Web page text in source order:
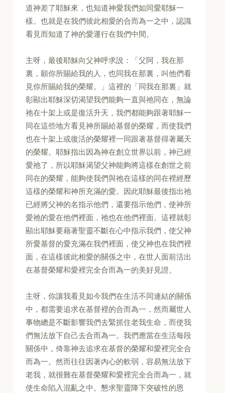
道神差了耶穌來，也知道神愛我們如同愛耶穌一
樣。也就是在我們彼此相愛的合而為一之中，認識
看見而知道了神的愛運行在我們中間。
主呀，最後耶穌向父神呼求說：「父阿，我在那
裏，願你所賜給我的人，也同我在那裏，叫他們看
見你所賜給我的榮耀。」這裡的「同我在那裏」就
彰顯出耶穌深切渴望我們能夠一直與祂同在，無論
祂在十架上或是復活升天，我們都能夠跟著耶穌一
同在這些地方看見神所賜給基督的榮耀，而使我們
也在十架上或復活的榮耀裡一同跟著基督得著屬天
的榮耀。耶穌指出因為神在創立世界以前，神已經
愛祂了，所以耶穌渴望父神能夠將這樣在創世之前
同在的榮耀，能夠使我們與祂在這樣的同在裡經歷
這樣的榮耀和神所充滿的愛。因此耶穌最後指出祂
已經將父神的名指示他們，還要指示他們，使神所
愛祂的愛在他們裡面，祂也在他們裡面。這裡就彰
顯出耶穌要藉著聖靈不斷在心中指示我們，使父神
所愛基督的愛充滿在我們裡面，使父神也在我們裡
面，在這樣彼此相愛的關係之中，在世人面前活出
在基督榮耀和愛裡完全合而為一的美好見證。
主呀，你讓我看見如今我們在生活不同連結的關係
中，都需要追求在基督裡的合而為一，然而屬世人
事物總是不斷影響我們去緊抓住老我生命，而使我
們無法放下自己去合而為一。我們應當在生活每段
關係中，倚靠神去追求在基督的榮耀和愛裡完全合
而為一。然而往往因著內心的軟弱，容易無法放下
老我，就很難在基督榮耀和愛裡完全合而為一，就
使生命陷入混亂之中。懇求聖靈降下突破性的恩